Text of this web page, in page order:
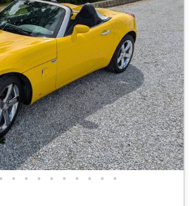
• • • • • • • • • •